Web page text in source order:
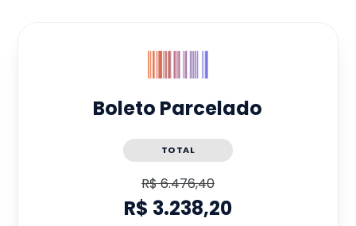
Boleto Parcelado
TOTAL
R$ 6.476,40
R$ 3.238,20